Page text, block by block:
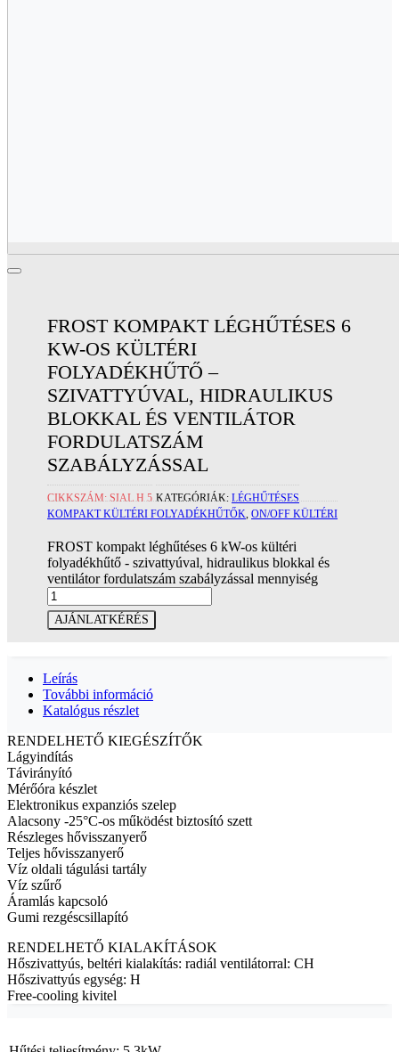
FROST KOMPAKT LÉGHŰTÉSES 6
KW-OS KÜLTÉRI
FOLYADÉKHŰTŐ –
SZIVATTYÚVAL, HIDRAULIKUS
BLOKKAL ÉS VENTILÁTOR
FORDULATSZÁM
SZABÁLYZÁSSAL
CIKKSZÁM:SIAL H 5 KATEGÓRIÁK:LÉGHŰTÉSES
KOMPAKT KÜLTÉRI FOLYADÉKHŰTŐK, ON/OFF KÜLTÉRI
FROST kompakt léghűtéses 6 kW-os kültéri
folyadékhűtő - szivattyúval, hidraulikus blokkal és
ventilátor fordulatszám szabályzással mennyiség
AJÁNLATKÉRÉS
Leírás
További információ
Katalógus részlet
RENDELHETŐ KIEGÉSZÍTŐK
Lágyindítás
Távirányító
Mérőóra készlet
Elektronikus expanziós szelep
Alacsony -25°C-os működést biztosító szett
Részleges hővisszanyerő
Teljes hővisszanyerő
Víz oldali tágulási tartály
Víz szűrő
Áramlás kapcsoló
Gumi rezgéscsillapító
RENDELHETŐ KIALAKÍTÁSOK
Hőszivattyús, beltéri kialakítás: radiál ventilátorral: CH
Hőszivattyús egység: H
Free-cooling kivitel